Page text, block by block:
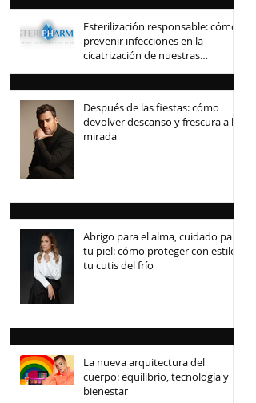
Esterilización responsable: cómo
prevenir infecciones en la
cicatrización de nuestras
mascotas
Después de las fiestas: cómo
devolver descanso y frescura a la
mirada
Abrigo para el alma, cuidado para
tu piel: cómo proteger con estilo
tu cutis del frío
La nueva arquitectura del
cuerpo: equilibrio, tecnología y
bienestar